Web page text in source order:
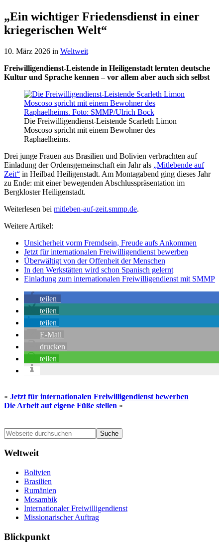
„Ein wichtiger Friedensdienst in einer
kriegerischen Welt“
10. März 2026 in Weltweit
Freiwilligendienst-Leistende in Heiligenstadt lernten deutsche
Kultur und Sprache kennen – vor allem aber auch sich selbst
Die Freiwilligendienst-Leistende Scarleth Limon
Moscoso spricht mit einem Bewohner des
Raphaelheims.
Drei junge Frauen aus Brasilien und Bolivien verbrachten auf
Einladung der Ordensgemeinschaft ein Jahr als „Mitlebende auf
Zeit“ in Heilbad Heiligenstadt. Am Montagabend ging dieses Jahr
zu Ende: mit einer bewegenden Abschlusspräsentation im
Bergkloster Heiligenstadt.
Weiterlesen bei mitleben-auf-zeit.smmp.de.
Weitere Artikel:
Unsicherheit vorm Fremdsein, Freude aufs Ankommen
Jetzt für internationalen Freiwilligendienst bewerben
Überwältigt von der Offenheit der Menschen
In den Werkstätten wird schon Spanisch gelernt
Einladung zum internationalen Freiwilligendienst mit SMMP
teilen
teilen
teilen
E-Mail
drucken
teilen
« Jetzt für internationalen Freiwilligendienst bewerben
Die Arbeit auf eigene Füße stellen »
Seitenspalte
Webseite
durchsuchen
Weltweit
Bolivien
Brasilien
Rumänien
Mosambik
Internationaler Freiwilligendienst
Missionarischer Auftrag
Blickpunkt